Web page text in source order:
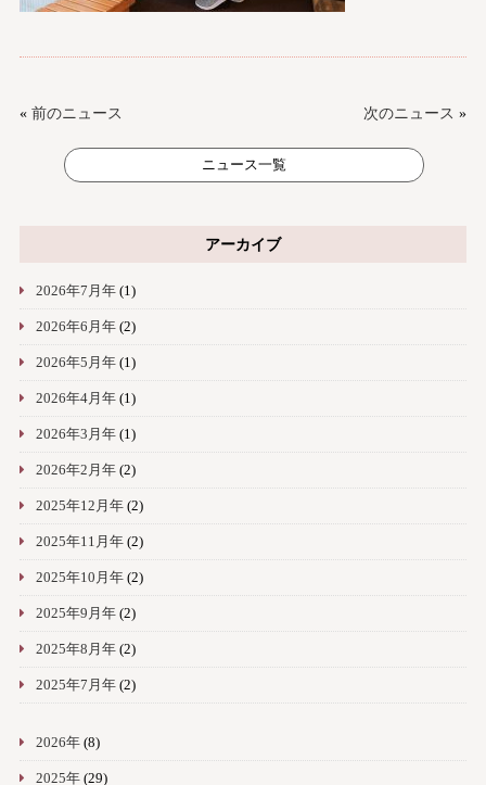
« 前のニュース 次のニュース »
ニュース一覧
アーカイブ
2026年7月年(1)
2026年6月年(2)
2026年5月年(1)
2026年4月年(1)
2026年3月年(1)
2026年2月年(2)
2025年12月年(2)
2025年11月年(2)
2025年10月年(2)
2025年9月年(2)
2025年8月年(2)
2025年7月年(2)
2026年(8)
2025年(29)